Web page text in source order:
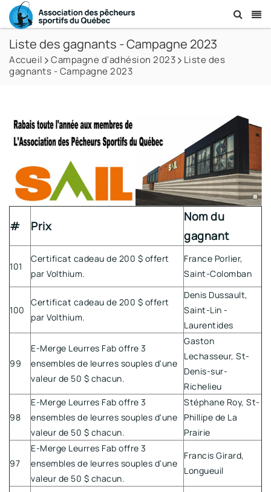
Liste des gagnants - Campagne 2023
Accueil Campagne d'adhésion 2023
Liste des
gagnants - Campagne 2023
# Prix
Nom du
gagnant
101
Certificat cadeau de 200 $ offert
par Volthium.
France Porlier,
Saint-Colomban
100
Certificat cadeau de 200 $ offert
par Volthium.
Denis Dussault,
Saint-Lin -
Laurentides
99
E-Merge Leurres Fab offre 3
ensembles de leurres souples d'une
valeur de 50 $ chacun.
Gaston
Lechasseur, St-
Denis-sur-
Richelieu
98
E-Merge Leurres Fab offre 3
ensembles de leurres souples d'une
valeur de 50 $ chacun.
Stéphane Roy, St-
Phillipe de La
Prairie
97
E-Merge Leurres Fab offre 3
ensembles de leurres souples d'une
valeur de 50 $ chacun.
Francis Girard,
Longueuil